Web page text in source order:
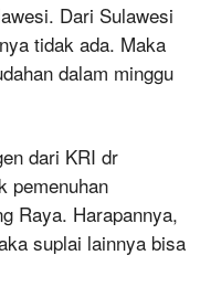
Dari Sulawesi
tidak ada. Maka
dalam minggu
dari KRI dr
pemenuhan
Raya. Harapannya,
suplai lainnya bisa